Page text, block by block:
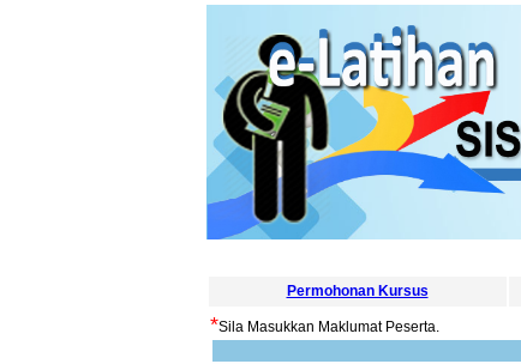
Permohonan Kursus
*Sila Masukkan Maklumat Peserta.